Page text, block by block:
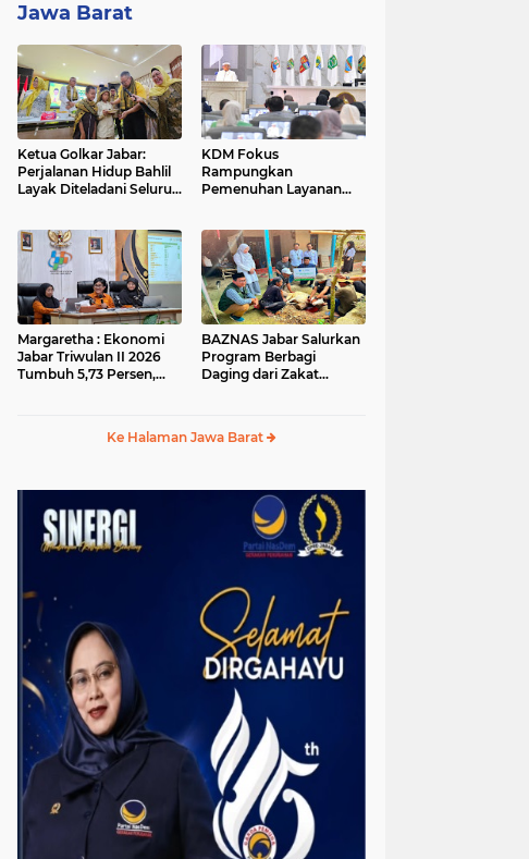
Jawa Barat
Ketua Golkar Jabar:
Perjalanan Hidup Bahlil
Layak Diteladani Seluruh
KDM Fokus
Rampungkan
Pemenuhan Layanan
Margaretha : Ekonomi
Jabar Triwulan II 2026
Tumbuh 5,73 Persen,
BAZNAS Jabar Salurkan
Program Berbagi
Daging dari Zakat
Ke Halaman Jawa Barat